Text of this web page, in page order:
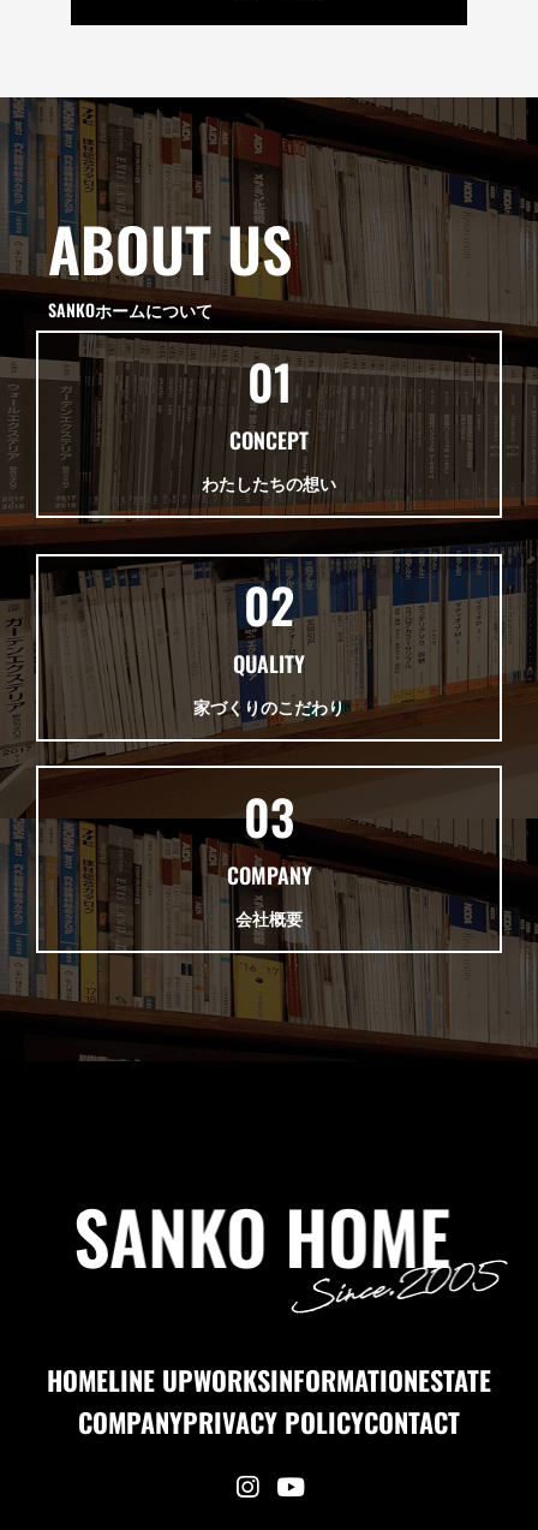
ABOUT US
SANKOホームについて
01
CONCEPT
わたしたちの想い
02
QUALITY
家づくりのこだわり
03
COMPANY
会社概要
HOMELINE UPWORKSINFORMATIONESTATE
COMPANYPRIVACY POLICYCONTACT